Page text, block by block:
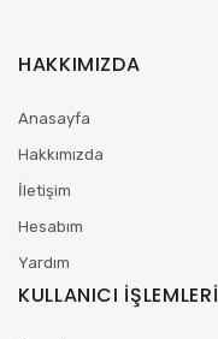
HAKKIMIZDA
Anasayfa
Hakkımızda
İletişim
Hesabım
Yardım
KULLANICI İŞLEMLERİ